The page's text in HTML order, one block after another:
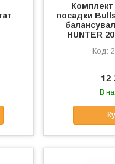
Комплект
посадки
HUNTER
12
В